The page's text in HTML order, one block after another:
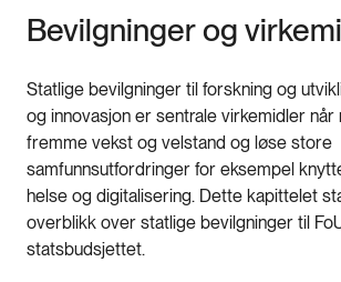
Bevilgninger og
Statlige bevilgninger til forskning og
og innovasjon er sentrale virkemidler når
fremme vekst og velstand og løse store
samfunnsutfordringer for eksempel
helse og digitalisering. Dette kapittelet
overblikk over statlige bevilgninger til
statsbudsjettet.